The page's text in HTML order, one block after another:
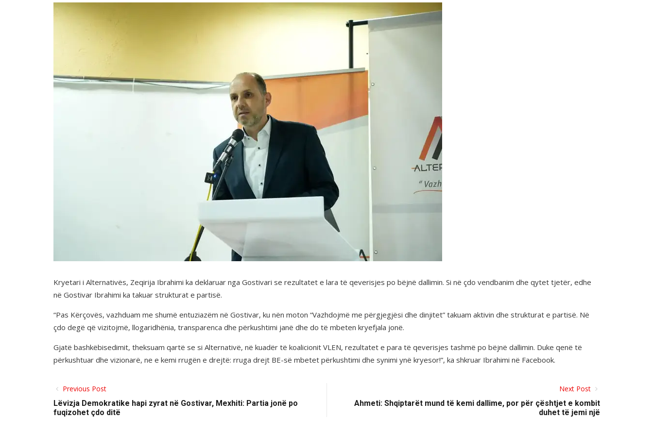
Kryetari i Alternativës, Zeqirija Ibrahimi ka deklaruar nga Gostivari se rezultatet e lara të qeverisjes po bëjnë dallimin. Si në çdo vendbanim dhe qytet tjetër, edhe
në Gostivar Ibrahimi ka takuar strukturat e partisë.
“Pas Kërçovës, vazhduam me shumë entuziazëm në Gostivar, ku nën moton “Vazhdojmë me përgjegjësi dhe dinjitet” takuam aktivin dhe strukturat e partisë. Në
çdo degë që vizitojmë, llogaridhënia, transparenca dhe përkushtimi janë dhe do të mbeten kryefjala jonë.
Gjatë bashkëbisedimit, theksuam qartë se si Alternativë, në kuadër të koalicionit VLEN, rezultatet e para të qeverisjes tashmë po bëjnë dallimin. Duke qenë të
përkushtuar dhe vizionarë, ne e kemi rrugën e drejtë: rruga drejt BE-së mbetet përkushtimi dhe synimi ynë kryesor!”, ka shkruar Ibrahimi në Facebook.
Previous Post
Lëvizja Demokratike hapi zyrat në Gostivar, Mexhiti: Partia jonë po
fuqizohet çdo ditë
Next Post
Ahmeti: Shqiptarët mund të kemi dallime, por për çështjet e kombit
duhet të jemi një